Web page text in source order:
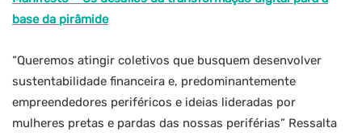
base da pirâmide
“Queremos atingir coletivos que busquem desenvolver
sustentabilidade financeira e, predominantemente
empreendedores periféricos e ideias lideradas por
mulheres pretas e pardas das nossas periférias” Ressalta